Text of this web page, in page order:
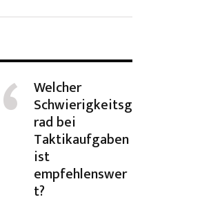
Welcher
Schwierigkeitsg
rad bei
Taktikaufgaben
ist
empfehlenswer
t?